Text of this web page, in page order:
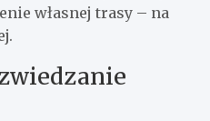
własnej trasy – na